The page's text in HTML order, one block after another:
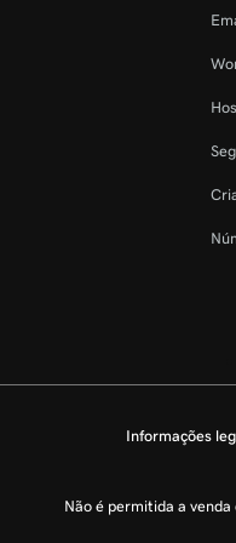
Informações
Não é permitida a